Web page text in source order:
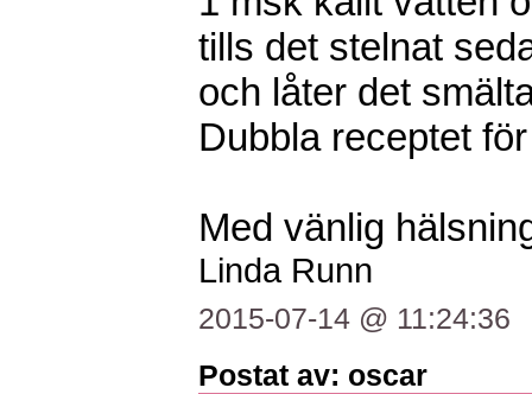
tills det stelnat
och låter det
Dubbla receptet
Med vänlig
Linda Runn
2015-07-14 @ 11:24:36
Postat av: oscar